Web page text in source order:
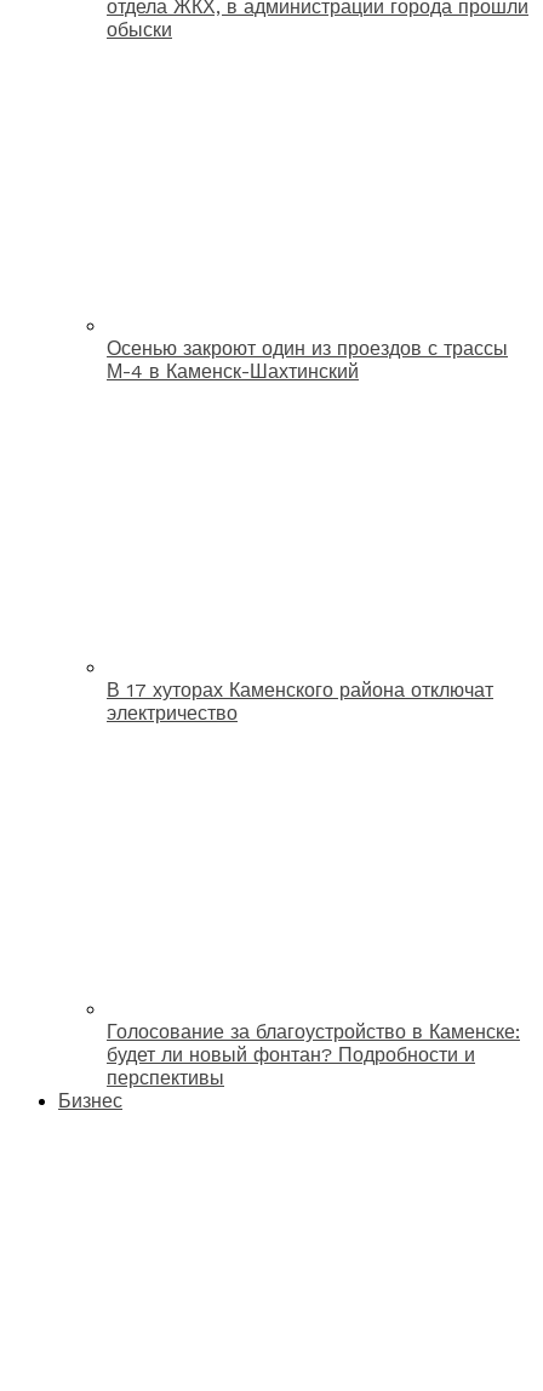
отдела ЖКХ, в администрации города прошли
обыски
Осенью закроют один из проездов с трассы
М-4 в Каменск-Шахтинский
В 17 хуторах Каменского района отключат
электричество
Голосование за благоустройство в Каменске:
будет ли новый фонтан? Подробности и
перспективы
Бизнес